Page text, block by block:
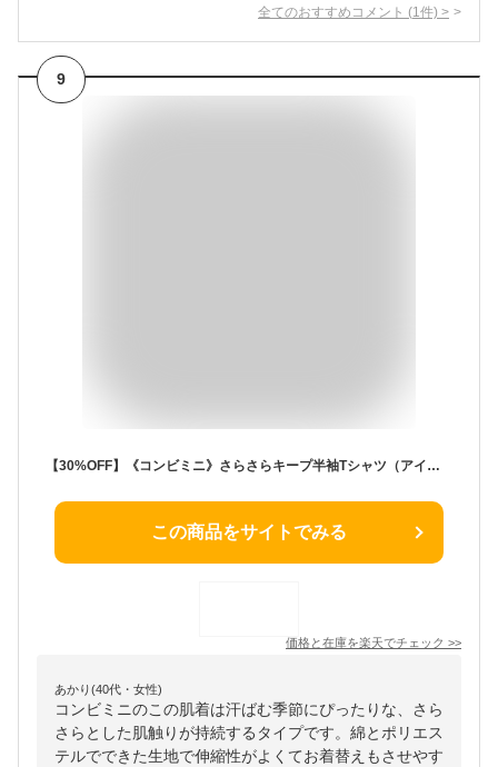
全てのおすすめコメント (1 件) >
9
【30%OFF】《コンビミニ》さらさらキープ半袖Tシャツ（アイレット） : 女の子 80cm 90cm 100cm 110cm 120cm 130cm | 肌着 キッズ 子供 ベビー ベビー服 子供服 半袖 夏服 下着 トップス 子ども ティーシャツ 赤ちゃん ジュニア 夏 子ども服【メール便2枚まで】【インナー】
この商品をサイトでみる
価格と在庫を楽天でチェック >>
あかり(40代・女性)
コンビミニのこの肌着は汗ばむ季節にぴったりな、さら
さらとした肌触りが持続するタイプです。綿とポリエス
テルでできた生地で伸縮性がよくてお着替えもさせやす